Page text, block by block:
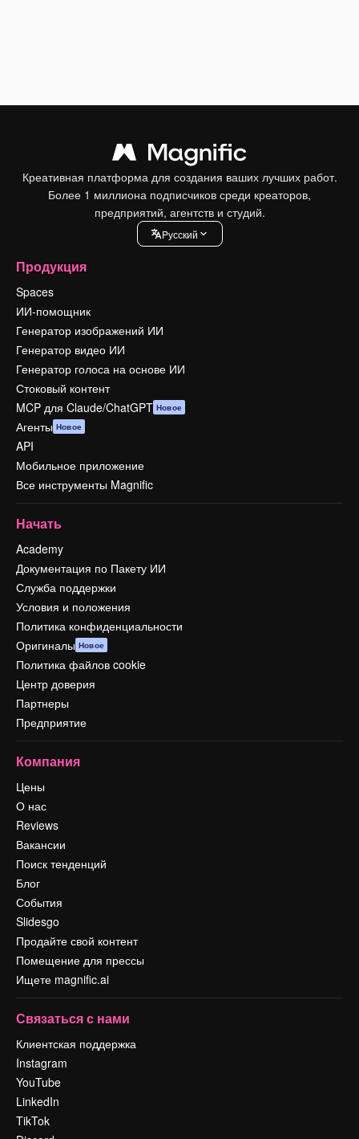
Креативная платформа для создания ваших лучших работ.
Более 1 миллиона подписчиков среди креаторов,
предприятий, агентств и студий.
Pусский
Продукция
Spaces
ИИ-помощник
Генератор изображений ИИ
Генератор видео ИИ
Генератор голоса на основе ИИ
Стоковый контент
MCP для Claude/ChatGPT Новое
Агенты Новое
API
Мобильное приложение
Все инструменты Magnific
Начать
Academy
Документация по Пакету ИИ
Служба поддержки
Условия и положения
Политика конфиденциальности
Оригиналы Новое
Политика файлов cookie
Центр доверия
Партнеры
Предприятие
Компания
Цены
О нас
Reviews
Вакансии
Поиск тенденций
Блог
События
Slidesgo
Продайте свой контент
Помещение для прессы
Ищете magnific.ai
Связаться с нами
Клиентская поддержка
Instagram
YouTube
LinkedIn
TikTok